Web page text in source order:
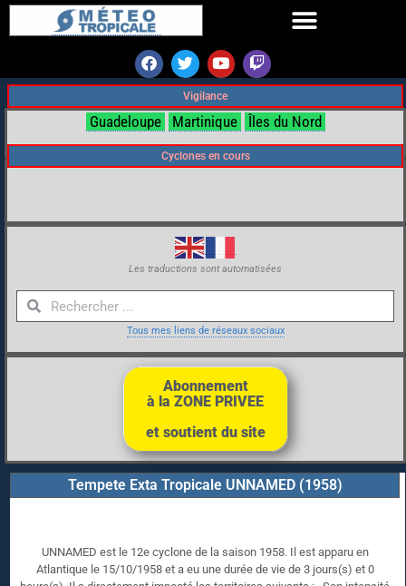
Vigilance
Guadeloupe Martinique Îles du Nord
Cyclones en cours
Les traductions sont automatisées
Tous mes liens de réseaux sociaux
Abonnement
à la ZONE PRIVEE
et soutient du site
Tempete Exta Tropicale UNNAMED (1958)
UNNAMED est le 12e cyclone de la saison 1958. Il est apparu en
Atlantique le 15/10/1958 et a eu une durée de vie de 3 jours(s) et 0